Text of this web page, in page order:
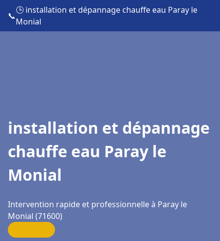
📞
🕒 installation et dépannage chauffe eau Paray le
Monial
installation et dépannage
chauffe eau Paray le
Monial
Intervention rapide et professionnelle à Paray le
Monial (71600)